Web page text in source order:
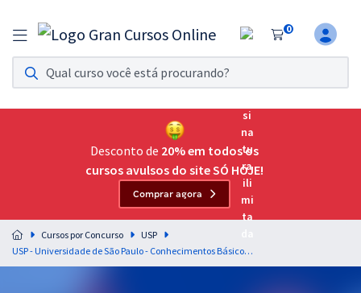
0
Assinatura Ilimitada 11
Acesso a todos os cursos. Teste grátis por 7 dias!
Assinatura OAB Até Passar
Acesso ilimitado a toda preparação para o Exame da
Residências Multiprofissionais
Preparação completa e intensiva para as principais
residências em saúde do Brasil
Desconto de 20% em todos os
cursos avulsos do site SÓ HOJE!
Comprar agora
Cursos por Concurso
USP
USP - Universidade de São Paulo - Conhecimentos Básicos para Agente de Vigilância